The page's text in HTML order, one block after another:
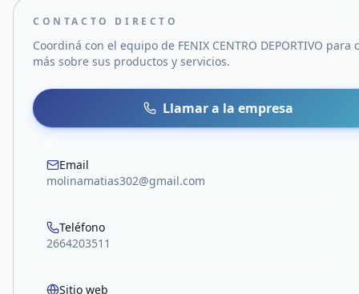
CONTACTO DIRECTO
Coordiná con el equipo de FENIX CENTRO DEPORTIVO para
más sobre sus productos y servicios.
Llamar a la empresa
Email
molinamatias302@gmail.com
Teléfono
2664203511
Sitio web